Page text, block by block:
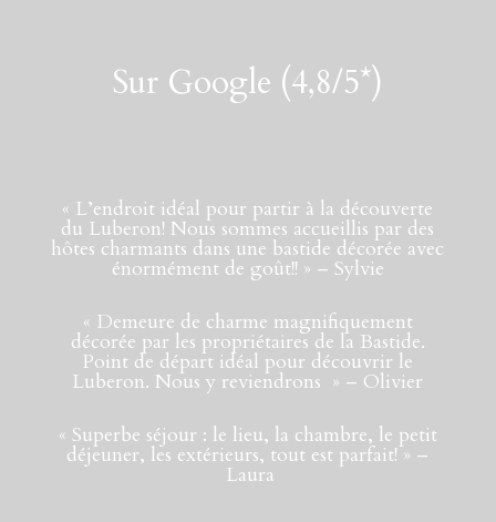
Sur Google (4,8/5*)
« L’endroit idéal pour partir à la découverte
du Luberon! Nous sommes accueillis par des
hôtes charmants dans une bastide décorée avec
énormément de goût!! » – Sylvie
« Demeure de charme magnifiquement
décorée par les propriétaires de la Bastide.
Point de départ idéal pour découvrir le
Luberon. Nous y reviendrons » – Olivier
« Superbe séjour : le lieu, la chambre, le petit
déjeuner, les extérieurs, tout est parfait!» –
Laura